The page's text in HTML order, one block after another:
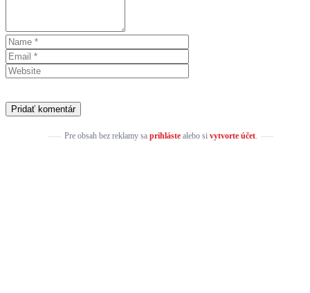
Pre obsah bez reklamy sa prihlástealebo si vytvorte účet.